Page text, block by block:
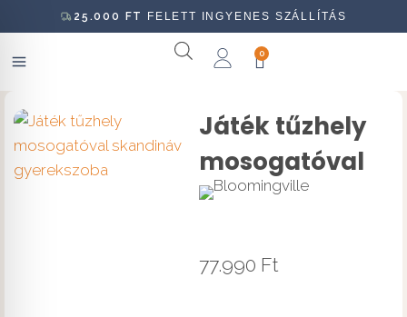
25.000 FT FELETT INGYENES SZÁLLÍTÁS
0
Játék tűzhely
mosogatóval
77.990 Ft